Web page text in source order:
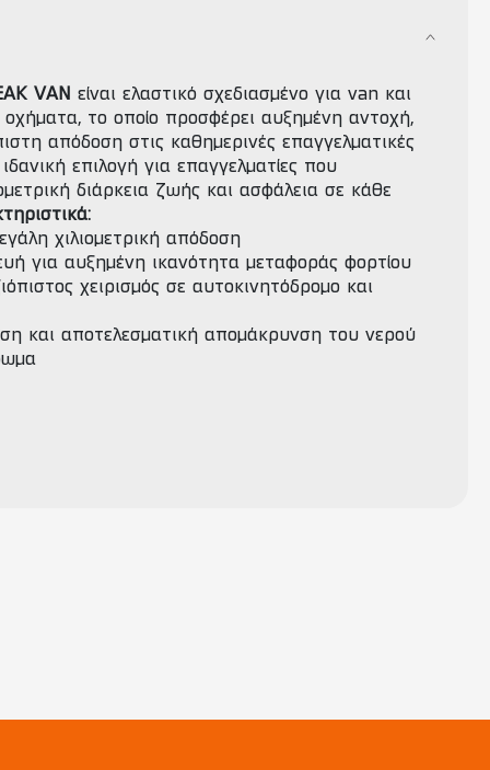
VAN
είναι ελαστικό σχεδιασμένο για van και
το οποίο προσφέρει αυξημένη αντοχή,
απόδοση στις καθημερινές επαγγελματικές
ιδανική επιλογή για επαγγελματίες που
διάρκεια ζωής και ασφάλεια σε κάθε
χιλιομετρική απόδοση
για αυξημένη ικανότητα μεταφοράς φορτίου
χειρισμός σε αυτοκινητόδρομο και
και αποτελεσματική απομάκρυνση του νερού